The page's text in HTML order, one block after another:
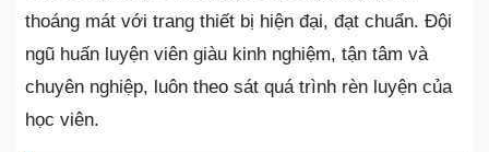
thoáng mát với trang thiết bị hiện đại, đạt chuẩn. Đội
ngũ huấn luyện viên giàu kinh nghiệm, tận tâm và
chuyên nghiệp, luôn theo sát quá trình rèn luyện của
học viên.